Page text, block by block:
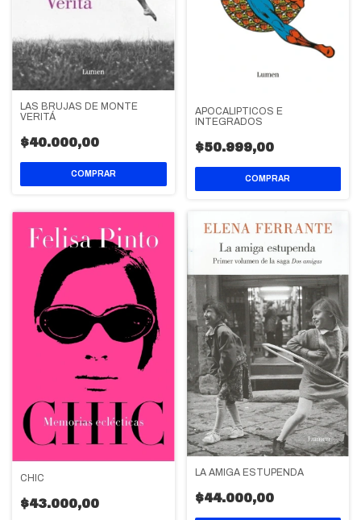
LAS BRUJAS DE MONTE
VERITÁ
$40.000,00
APOCALIPTICOS E
INTEGRADOS
$50.999,00
CHIC
$43.000,00
LA AMIGA ESTUPENDA
$44.000,00